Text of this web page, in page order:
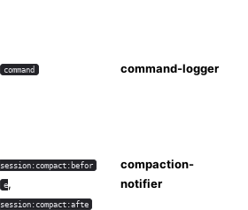
command-logger
command
compaction-
notifier
session:compact:befor
e,
session:compact:afte